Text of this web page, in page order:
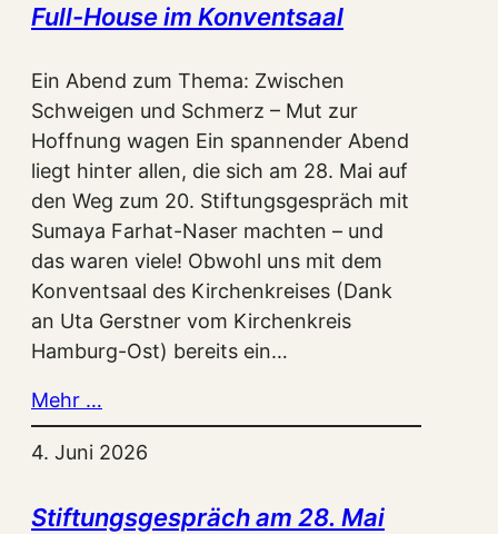
Full-House im Konventsaal
Ein Abend zum Thema: Zwischen
Schweigen und Schmerz – Mut zur
Hoffnung wagen Ein spannender Abend
liegt hinter allen, die sich am 28. Mai auf
den Weg zum 20. Stiftungsgespräch mit
Sumaya Farhat-Naser machten – und
das waren viele! Obwohl uns mit dem
Konventsaal des Kirchenkreises (Dank
an Uta Gerstner vom Kirchenkreis
Hamburg-Ost) bereits ein…
Mehr …
4. Juni 2026
Stiftungsgespräch am 28. Mai